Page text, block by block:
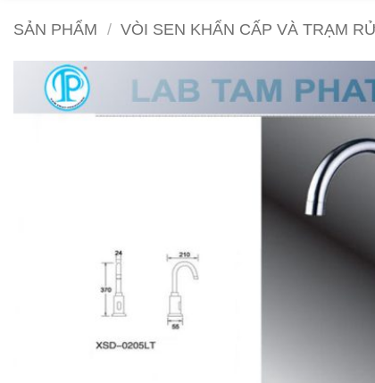
SẢN PHẨM / VÒI SEN KHẨN CẤP VÀ TRẠM